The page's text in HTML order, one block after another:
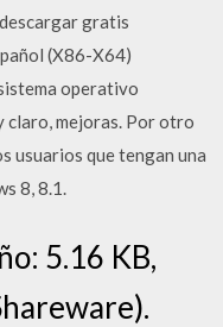
gratis
(X86-X64)
operativo
claro, mejoras. Por otro
usuarios que tengan una
8, 8.1.
5.16 KB,